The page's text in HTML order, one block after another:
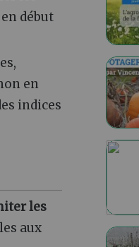
début
en
indices
les
aux